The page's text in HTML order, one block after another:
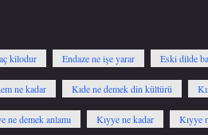
kilodur Endaze ne işe yarar Eski dilde
ne kadar Kıde ne demek din kültürü
ne demek anlamı Kıyye ne kadar Kıyye